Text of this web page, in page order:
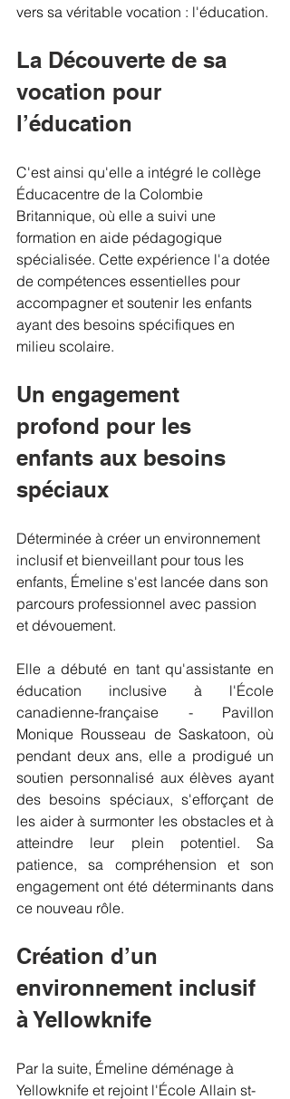
vers sa véritable vocation : l'éducation.
La Découverte de sa
vocation pour
l’éducation
C'est ainsi qu'elle a intégré le collège
Éducacentre de la Colombie
Britannique, où elle a suivi une
formation en aide pédagogique
spécialisée. Cette expérience l'a dotée
de compétences essentielles pour
accompagner et soutenir les enfants
ayant des besoins spécifiques en
milieu scolaire.
Un engagement
profond pour les
enfants aux besoins
spéciaux
Déterminée à créer un environnement
inclusif et bienveillant pour tous les
enfants, Émeline s'est lancée dans son
parcours professionnel avec passion
et dévouement.
Elle a débuté en tant qu'assistante en
éducation inclusive à l'École
canadienne-française - Pavillon
Monique Rousseau de Saskatoon, où
pendant deux ans, elle a prodigué un
soutien personnalisé aux élèves ayant
des besoins spéciaux, s'efforçant de
les aider à surmonter les obstacles et à
atteindre leur plein potentiel. Sa
patience, sa compréhension et son
engagement ont été déterminants dans
ce nouveau rôle.
Création d’un
environnement inclusif
à Yellowknife
Par la suite, Émeline déménage à
Yellowknife et rejoint l'École Allain st-